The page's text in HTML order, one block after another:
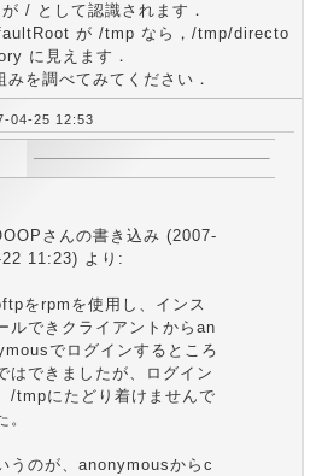
/ として認識されます．
が /tmp なら，/tmp/directo
に見えます．
を調べてみてください．
04-25 12:53
さんの書き込み (2007-
11:23) より:
をrpmを使用し、インス
ルできクライアントからan
でログインするところ
はできましたが、ログイン
/tmpにたどり着けませんで
。
うのが、anonymousからc